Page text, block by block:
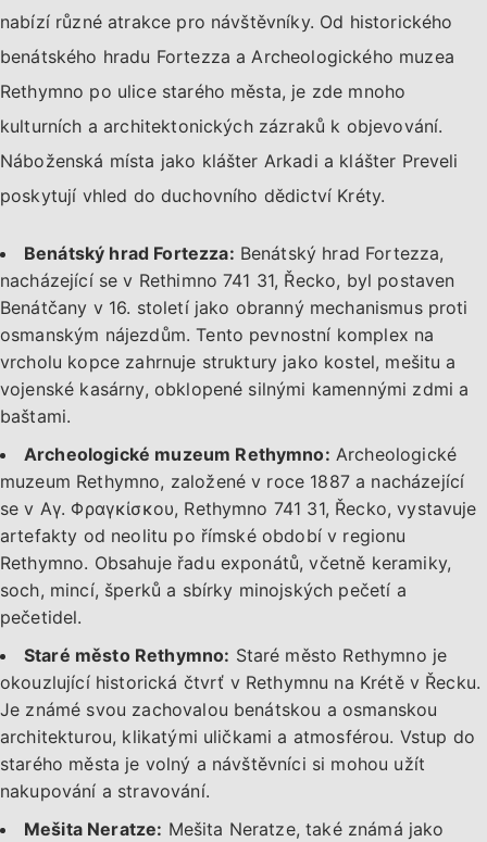
nabízí různé atrakce pro návštěvníky. Od historického
benátského hradu Fortezza a Archeologického muzea
Rethymno po ulice starého města, je zde mnoho
kulturních a architektonických zázraků k objevování.
Náboženská místa jako klášter Arkadi a klášter Preveli
poskytují vhled do duchovního dědictví Kréty.
Benátský hrad Fortezza: Benátský hrad Fortezza,
nacházející se v Rethimno 741 31, Řecko, byl postaven
Benátčany v 16. století jako obranný mechanismus proti
osmanským nájezdům. Tento pevnostní komplex na
vrcholu kopce zahrnuje struktury jako kostel, mešitu a
vojenské kasárny, obklopené silnými kamennými zdmi a
baštami.
Archeologické muzeum Rethymno: Archeologické
muzeum Rethymno, založené v roce 1887 a nacházející
se v Αγ. Φραγκίσκου, Rethymno 741 31, Řecko, vystavuje
artefakty od neolitu po římské období v regionu
Rethymno. Obsahuje řadu exponátů, včetně keramiky,
soch, mincí, šperků a sbírky minojských pečetí a
pečetidel.
Staré město Rethymno: Staré město Rethymno je
okouzlující historická čtvrť v Rethymnu na Krétě v Řecku.
Je známé svou zachovalou benátskou a osmanskou
architekturou, klikatými uličkami a atmosférou. Vstup do
starého města je volný a návštěvníci si mohou užít
nakupování a stravování.
Mešita Neratze: Mešita Neratze, také známá jako